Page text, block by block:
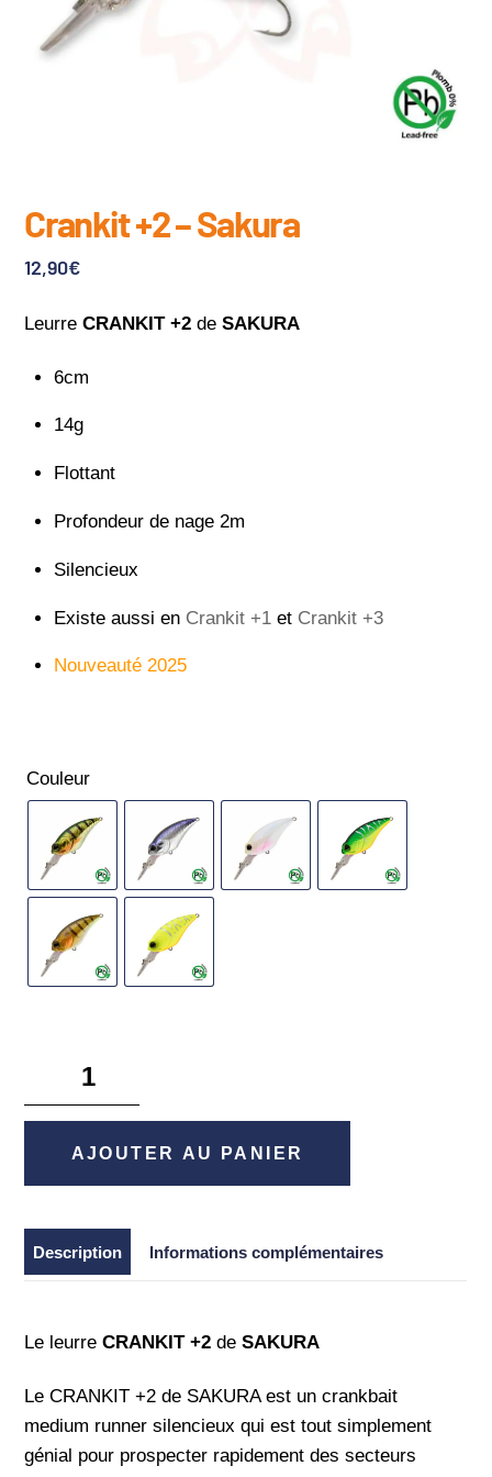
Crankit +2 – Sakura
12,90€
LeurreCRANKIT +2 deSAKURA
6cm
14g
Flottant
Profondeur de nage 2m
Silencieux
Existe aussi en Crankit +1 et Crankit +3
Nouveauté 2025
Couleur
quantité
Crankit
-
AJOUTER AU PANIER
Description Informations complémentaires
Le leurreCRANKIT +2de SAKURA
Le CRANKIT +2 de SAKURA est un crankbait
medium runner silencieux qui est tout simplement
génial pour prospecter rapidement des secteurs